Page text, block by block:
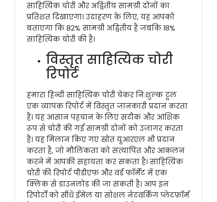
साहित्यिक चोरी और अद्वितीय सामग्री दोनों का
प्रतिशत दिखाएगा। उदाहरण के लिए, यह आपको
बताएगा कि 82% सामग्री अद्वितीय है जबकि 18%
साहित्यिक चोरी की है।
विस्तृत साहित्यिक चोरी
रिपोर्ट
हमारा हिन्दी साहित्यिक चोरी चेकर निःशुल्क टूल
एक व्यापक रिपोर्ट में विस्तृत जानकारी प्रदान करता
है। यह आसान पहचान के लिए सटीक और आंशिक
रूप से चोरी की गई सामग्री दोनों को उजागर करता
है। यह मिलान किए गए स्रोत यूआरएल भी प्रदान
करता है, जो मौलिकता को सत्यापित और आकलन
करने में आपकी सहायता कर सकता है। साहित्यिक
चोरी की रिपोर्ट पीडीएफ और वर्ड फॉर्मेट में एक
क्लिक से डाउनलोड की जा सकती है। आप इन
रिपोर्टों को सीधे ईमेल या सोशल नेटवर्किंग प्लेटफ़ॉर्म